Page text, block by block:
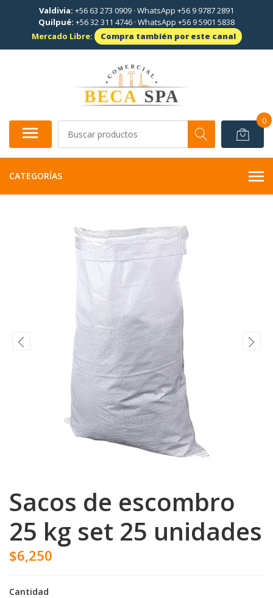
Valdivia: +56 63 273 0909 · WhatsApp +56 9 9787 2891
Quilpué: +56 32 311 4746 · WhatsApp +56 9 5901 5838
Mercado Libre:
Compra también por este canal
0
CATEGORÍAS
Sacos de escombro
25 kg set 25 unidades
$6,250
Cantidad